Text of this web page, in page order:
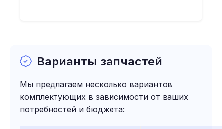
Варианты запчастей
Мы предлагаем несколько вариантов
комплектующих в зависимости от ваших
потребностей и бюджета: